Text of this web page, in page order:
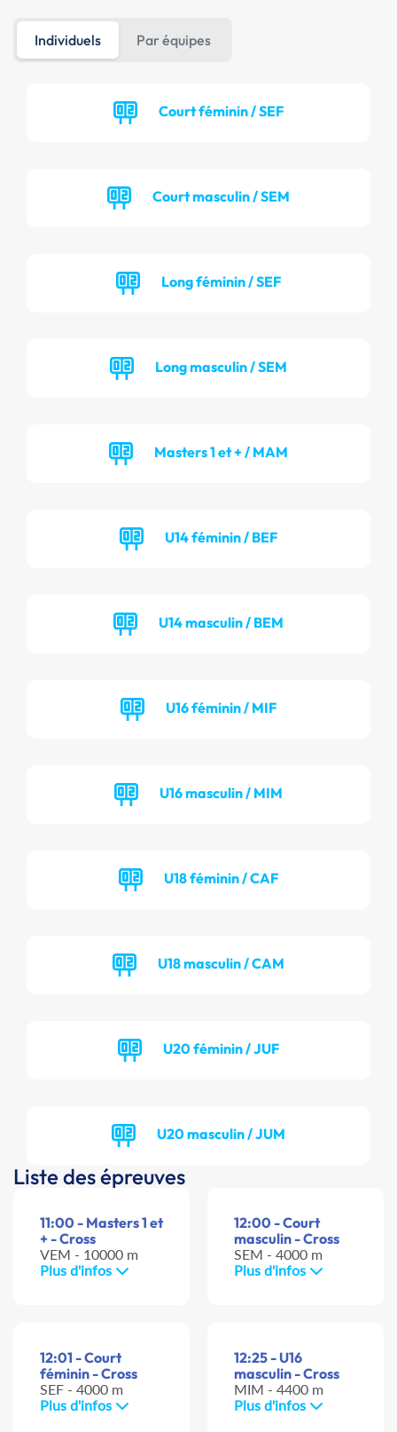
Individuels Par équipes
Court féminin / SEF
Court masculin / SEM
Long féminin / SEF
Long masculin / SEM
Masters 1 et + / MAM
U14 féminin / BEF
U14 masculin / BEM
U16 féminin / MIF
U16 masculin / MIM
U18 féminin / CAF
U18 masculin / CAM
U20 féminin / JUF
U20 masculin / JUM
Liste des épreuves
11:00 - Masters 1 et
+ - Cross
VEM - 10000 m
Plus d'infos
12:00 - Court
masculin - Cross
SEM - 4000 m
Plus d'infos
12:01 - Court
féminin - Cross
SEF - 4000 m
Plus d'infos
12:25 - U16
masculin - Cross
MIM - 4400 m
Plus d'infos